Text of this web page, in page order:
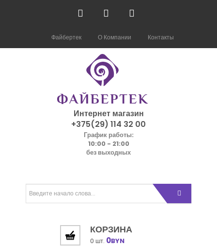
Файбертек О Компании Контакты
Интернет магазин
+375(29) 114 32 00
График работы:
10:00 - 21:00
без выходных
КОРЗИНА
0 шт. 0BYN